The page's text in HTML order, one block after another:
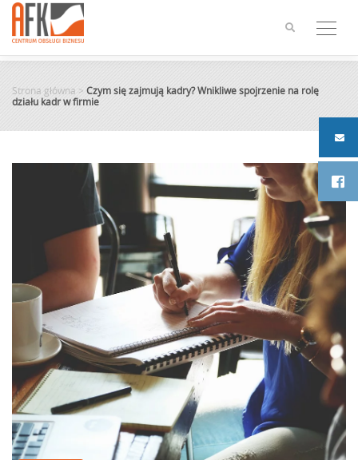
content
Strona główna > Czym się zajmują kadry? Wnikliwe spojrzenie na rolę
działu kadr w firmie